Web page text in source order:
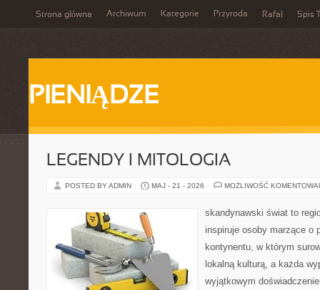
Strona główna Archiwum Kategorie Przyroda Rafał Spis
PIENIĄDZE
LEGENDY I MITOLOGIA
POSTED BY ADMIN MAJ - 21 - 2026 MOŻLIWOŚĆ
skandynawski świat to
inspiruje osoby marzące o
kontynentu, w którym
lokalną kulturą, a każda
wyjątkowym